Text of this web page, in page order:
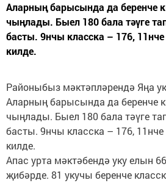
Аларның барысында да беренче
чыңлады. Быел 180 бала тәүге
басты. 9нчы класска – 176,
килде.
Районыбыз мәктәпләрендә Яңа
Аларның барысында да беренче
чыңлады. Быел 180 бала тәүге
басты. 9нчы класска – 176,
килде.
Апас урта мәктәбендә уку елын
җибәрде. 81 укучы беренче